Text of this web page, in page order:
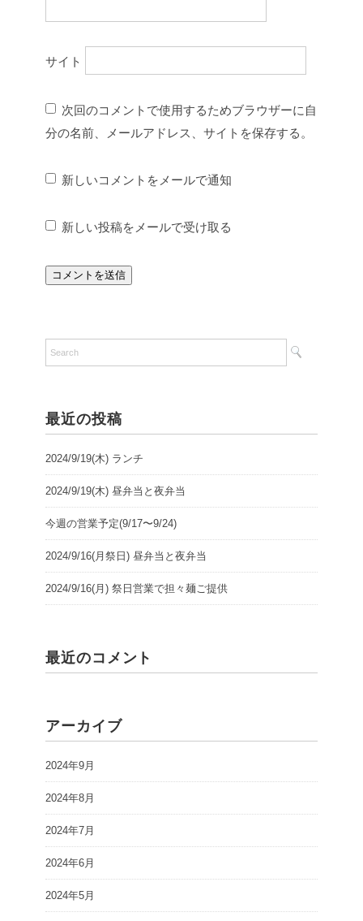
サイト
次回のコメントで使用するためブラウザーに自
分の名前、メールアドレス、サイトを保存する。
新しいコメントをメールで通知
新しい投稿をメールで受け取る
最近の投稿
2024/9/19(木) ランチ
2024/9/19(木) 昼弁当と夜弁当
今週の営業予定(9/17〜9/24)
2024/9/16(月祭日) 昼弁当と夜弁当
2024/9/16(月) 祭日営業で担々麺ご提供
最近のコメント
アーカイブ
2024年9月
2024年8月
2024年7月
2024年6月
2024年5月